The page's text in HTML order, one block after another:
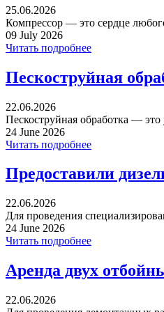
25.06.2026
Компрессор — это сердце
09 July 2026
Читать подробнее
Пескоструйная
22.06.2026
Пескоструйная обработка —
24 June 2026
Читать подробнее
Предоставили
22.06.2026
Для проведения
24 June 2026
Читать подробнее
Аренда двух
22.06.2026